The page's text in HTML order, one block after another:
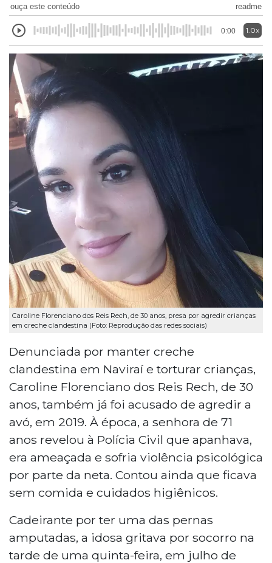
ouça este conteúdo readme
0:00 1.0x
Caroline Florenciano dos Reis Rech, de 30 anos, presa por agredir crianças
em creche clandestina (Foto: Reprodução das redes sociais)
Denunciada por manter creche
clandestina em Naviraí e torturar crianças,
Caroline Florenciano dos Reis Rech, de 30
anos, também já foi acusado de agredir a
avó, em 2019. À época, a senhora de 71
anos revelou à Polícia Civil que apanhava,
era ameaçada e sofria violência psicológica
por parte da neta. Contou ainda que ficava
sem comida e cuidados higiênicos.
Cadeirante por ter uma das pernas
amputadas, a idosa gritava por socorro na
tarde de uma quinta-feira, em julho de